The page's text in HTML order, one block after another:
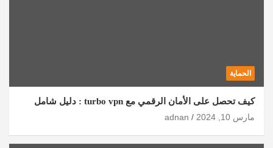
الحماية
كيف تحصل على الأمان الرقمي مع turbo vpn : دليل شامل
مارس 10, 2024
adnan